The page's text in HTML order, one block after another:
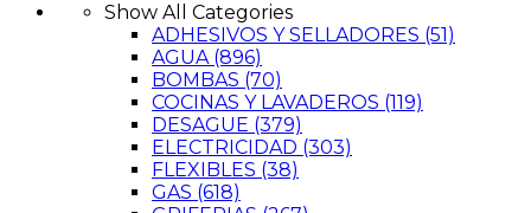
Show All Categories
ADHESIVOS Y SELLADORES (51)
AGUA (896)
BOMBAS (70)
COCINAS Y LAVADEROS (119)
DESAGUE (379)
ELECTRICIDAD (303)
FLEXIBLES (38)
GAS (618)